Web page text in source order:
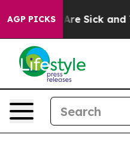
AGP PICKSAre Sick and